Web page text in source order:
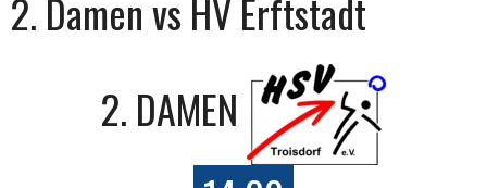
2. Damen vs HV Erftstadt
2. DAMEN